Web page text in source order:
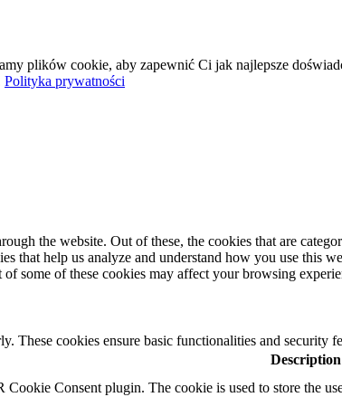
plików cookie, aby zapewnić Ci jak najlepsze
Polityka prywatności
the website. Out of these, the cookies that are
that help us analyze and understand how you use this
some of these cookies may affect your browsing
These cookies ensure basic functionalities and security
Description
Cookie Consent plugin. The cookie is used to store the